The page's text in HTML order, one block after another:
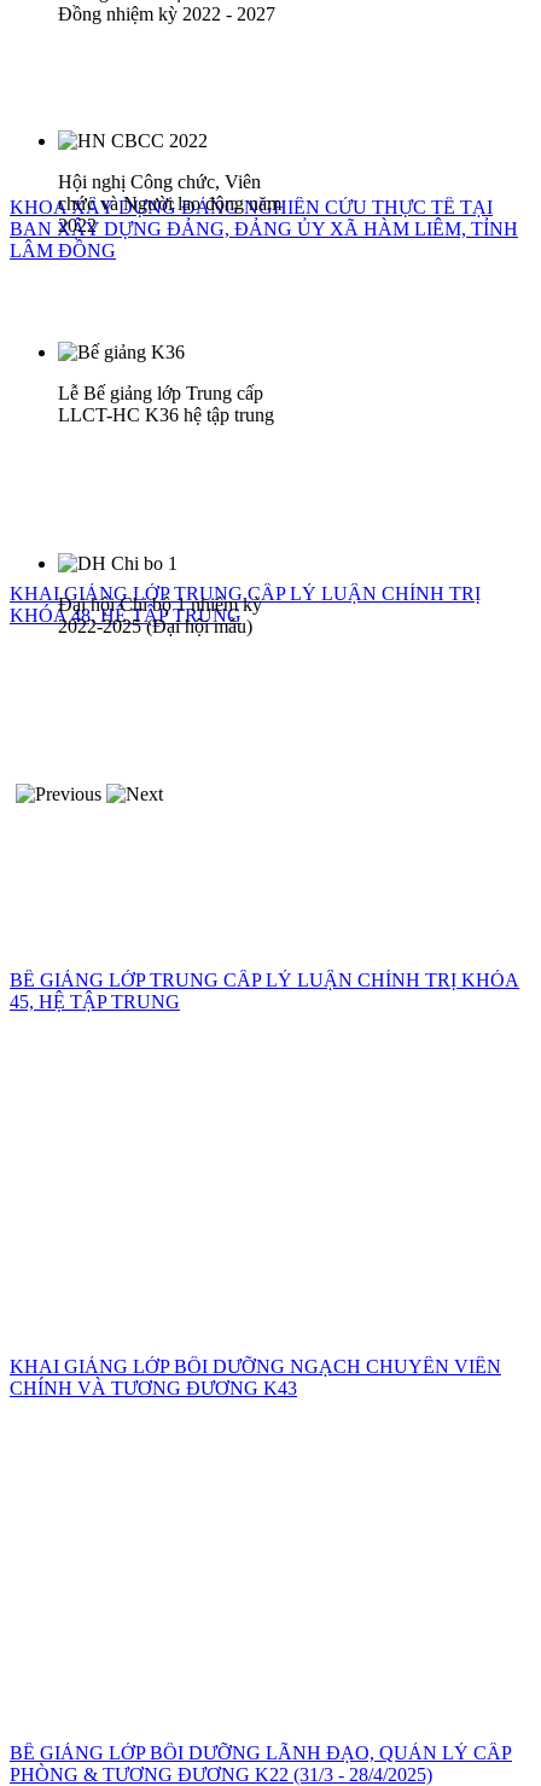
KHOA XÂY DỰNG ĐẢNG NGHIÊN CỨU THỰC TẾ TẠI
BAN XÂY DỰNG ĐẢNG, ĐẢNG ỦY XÃ HÀM LIÊM, TỈNH
LÂM ĐỒNG
KHAI GIẢNG LỚP TRUNG CẤP LÝ LUẬN CHÍNH TRỊ
KHÓA 48, HỆ TẬP TRUNG
BẾ GIẢNG LỚP TRUNG CẤP LÝ LUẬN CHÍNH TRỊ KHÓA
45, HỆ TẬP TRUNG
KHAI GIẢNG LỚP BỒI DƯỠNG NGẠCH CHUYÊN VIÊN
CHÍNH VÀ TƯƠNG ĐƯƠNG K43
BẾ GIẢNG LỚP BỒI DƯỠNG LÃNH ĐẠO, QUẢN LÝ CẤP
PHÒNG & TƯƠNG ĐƯƠNG K22 (31/3 - 28/4/2025)
Đồng nhiệm kỳ 2022 - 2027
Hội nghị Công chức, Viên
chức và Người lao động năm
2022
Lễ Bế giảng lớp Trung cấp
LLCT-HC K36 hệ tập trung
Đại hội Chi bộ 1 nhiệm kỳ
2022-2025 (Đại hội mẫu)